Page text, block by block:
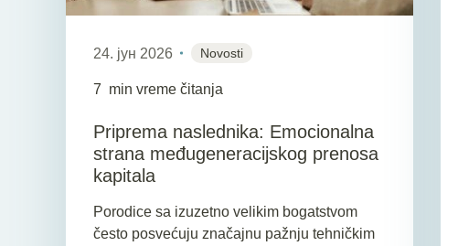
24. јун 2026 Novosti
7 min vreme čitanja
Priprema naslednika: Emocionalna
strana međugeneracijskog prenosa
kapitala
Porodice sa izuzetno velikim bogatstvom
često posvećuju značajnu pažnju tehničkim